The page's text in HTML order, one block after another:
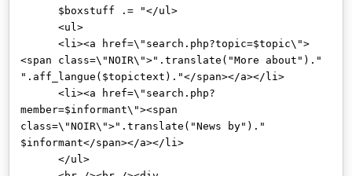
$boxstuff .= "</ul>
<ul>
<li><a href=\"search.php?topic=$topic\">
<span class=\"NOIR\">".translate("More about")."
".aff_langue($topictext)."</span></a></li>
<li><a href=\"search.php?
member=$informant\"><span
class=\"NOIR\">".translate("News by")."
$informant</span></a></li>
</ul>